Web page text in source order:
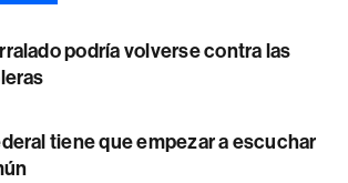
podría volverse contra las
tiene que empezar a escuchar